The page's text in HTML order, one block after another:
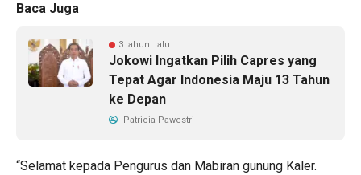
Baca Juga
3 tahun lalu
Jokowi Ingatkan Pilih Capres yang
Tepat Agar Indonesia Maju 13 Tahun
ke Depan
Patricia Pawestri
“Selamat kepada Pengurus dan Mabiran gunung Kaler.